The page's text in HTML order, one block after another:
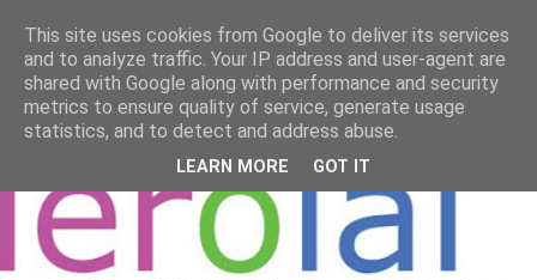
This site uses cookies from Google to deliver its services
and to analyze traffic. Your IP address and user-agent are
shared with Google along with performance and security
metrics to ensure quality of service, generate usage
statistics, and to detect and address abuse.
LEARN MORE GOT IT